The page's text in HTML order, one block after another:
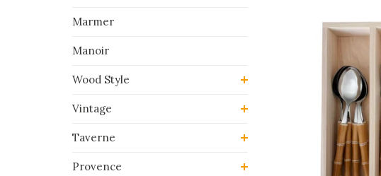
Marmer
Manoir
Wood Style
Vintage
Taverne
Provence